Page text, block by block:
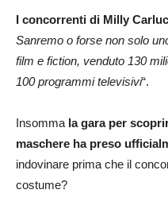
I concorrenti di Milly
Sanremo o forse non solo
film e fiction, venduto 130
100 programmi televisivi“.
Insomma la gara per
maschere ha preso
indovinare prima che il
costume?